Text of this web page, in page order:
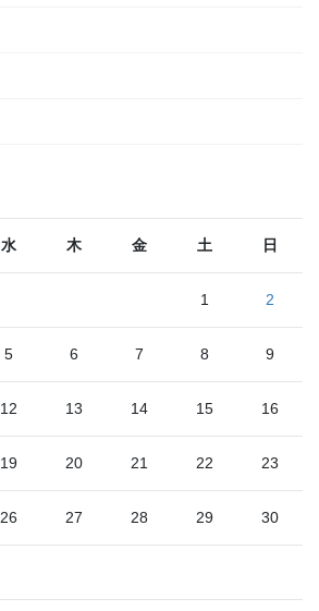
水 木 金 土 日
1 2
5 6 7 8 9
12 13 14 15 16
19 20 21 22 23
26 27 28 29 30